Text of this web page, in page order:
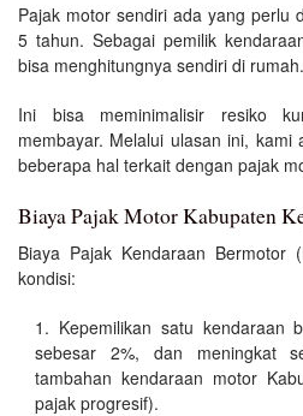
Pajak motor sendiri ada yang perlu
5 tahun. Sebagai pemilik
bisa menghitungnya sendiri di rumah.
Ini bisa meminimalisir resiko
membayar. Melalui ulasan ini, kami
beberapa hal terkait dengan pajak
Biaya Pajak Motor Kabupaten
Biaya Pajak Kendaraan Bermotor
kondisi:
Kepemilikan satu kendaraan
sebesar 2%, dan meningkat
tambahan kendaraan motor
pajak progresif).